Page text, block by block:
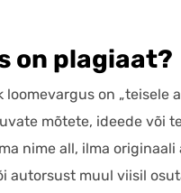
on plagiaat?
loomevargus on „teisele
mõtete, ideede või
nime all, ilma
autorsust muul viisil